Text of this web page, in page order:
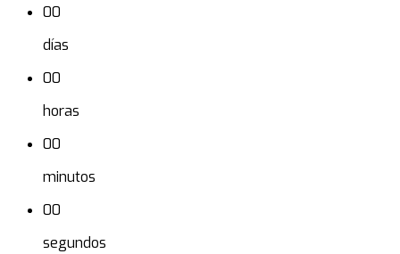
00
días
00
horas
00
minutos
00
segundos